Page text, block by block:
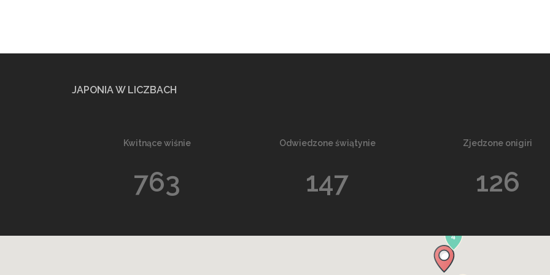
JAPONIA W LICZBACH
Kwitnące wiśnie
763
Odwiedzone świątynie
147
Zjedzone onigiri
126
4